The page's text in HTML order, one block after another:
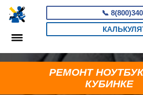
📞
РЕМОНТ
КУБИНКЕ